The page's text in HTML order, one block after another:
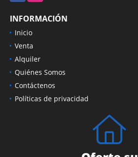
INFORMACIÓN
Inicio
Venta
Alquiler
Quiénes Somos
Contáctenos
Políticas de privacidad